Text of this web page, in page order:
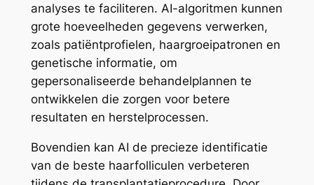
analyses te faciliteren. AI-algoritmen kunnen
grote hoeveelheden gegevens verwerken,
zoals patiëntprofielen, haargroeipatronen en
genetische informatie, om
gepersonaliseerde behandelplannen te
ontwikkelen die zorgen voor betere
resultaten en herstelprocessen.
Bovendien kan AI de precieze identificatie
van de beste haarfolliculen verbeteren